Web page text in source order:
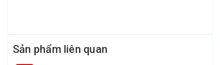
Sản phẩm liên quan